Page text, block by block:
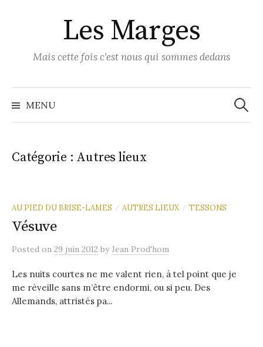
Les Marges
Mais cette fois c'est nous qui sommes dedans
MENU
Catégorie : Autres lieux
AU PIED DU BRISE-LAMES / AUTRES LIEUX / TESSONS
Vésuve
Posted on 29 juin 2012 byJean Prod'hom
Les nuits courtes ne me valent rien, à tel point que je
me réveille sans m’être endormi, ou si peu. Des
Allemands, attristés pa...